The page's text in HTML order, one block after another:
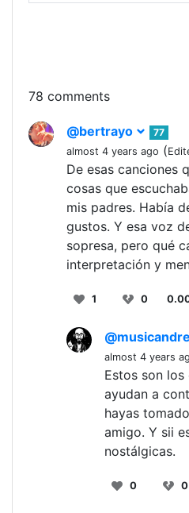
78 comments
@bertrayo
77
almost 4 years ago (
De esas canciones
cosas que
mis padres. Había
gustos. Y esa voz
sopresa, pero qué
interpretación y
1 0
almost 4 years
Estos son
ayudan a
hayas
amigo. Y sii
nostálgicas.
0 0